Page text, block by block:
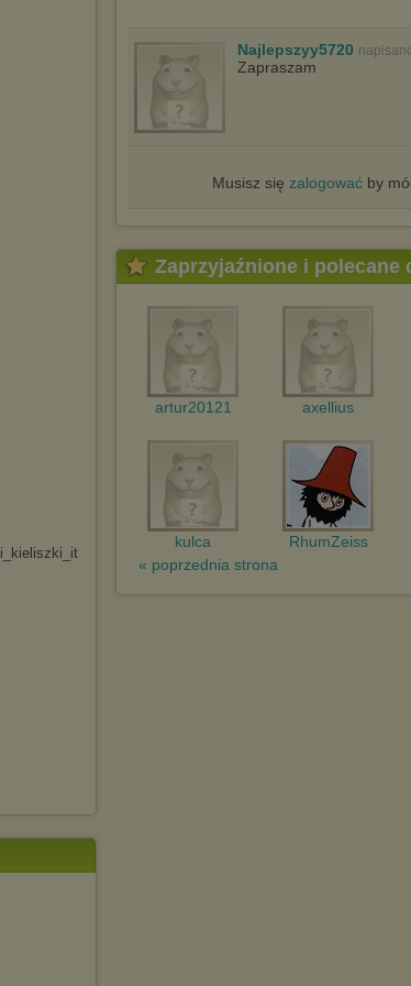
i_kieliszki_it
Najlepszyy5720
Zapraszam
Musisz się zalogowaćby
Zaprzyjaźnione i polecane
artur20121 axellius
kulca RhumZeiss
« poprzednia strona